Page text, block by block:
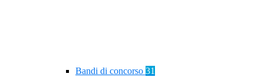
Bandi di concorso 31